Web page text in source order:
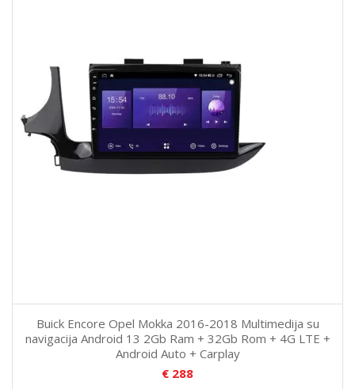
Buick Encore Opel Mokka 2016-2018 Multimedija su
navigacija Android 13 2Gb Ram + 32Gb Rom + 4G LTE +
Android Auto + Carplay
€ 288